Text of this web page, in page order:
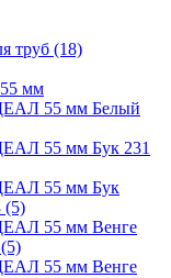
труб (18)
мм
55 мм Белый
55 мм Бук 231
55 мм Бук
(5)
55 мм Венге
(5)
55 мм Венге